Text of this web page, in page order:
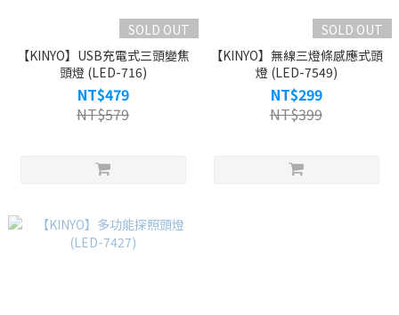
SOLD OUT
【KINYO】USB充電式三頭變焦
頭燈 (LED-716)
NT$479
NT$579
SOLD OUT
【KINYO】無線三燈條感應式頭
燈 (LED-7549)
NT$299
NT$399